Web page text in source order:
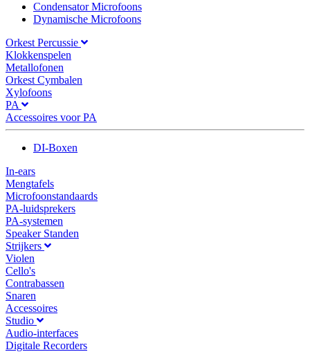
Condensator Microfoons
Dynamische Microfoons
Orkest Percussie
Klokkenspelen
Metallofonen
Orkest Cymbalen
Xylofoons
PA
Accessoires voor PA
DI-Boxen
In-ears
Mengtafels
Microfoonstandaards
PA-luidsprekers
PA-systemen
Speaker Standen
Strijkers
Violen
Cello's
Contrabassen
Snaren
Accessoires
Studio
Audio-interfaces
Digitale Recorders